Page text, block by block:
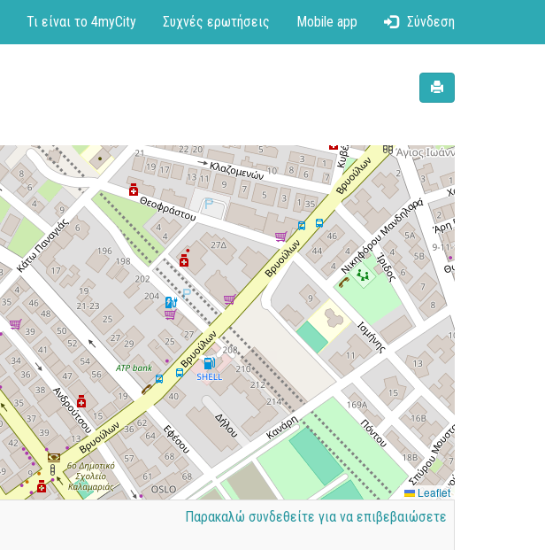
Τι είναι το 4myCity Συχνές ερωτήσεις Mobile app Σύνδεση
Leaflet
Παρακαλώ συνδεθείτε για να επιβεβαιώσετε